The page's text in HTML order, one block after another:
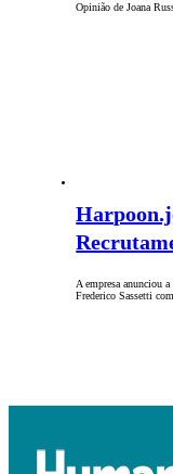
Opinião de Joana
A empresa anunciou
Frederico Sassetti